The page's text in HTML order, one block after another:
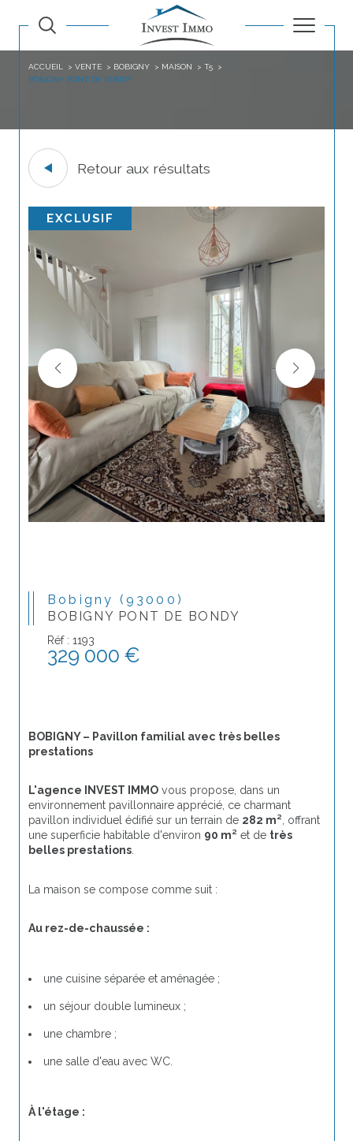
ACCUEIL VENTE BOBIGNY MAISON
T5
BOBIGNY PONT DE BONDY
Retour aux résultats
EXCLUSIF
Bobigny (93000)
BOBIGNY PONT DE BONDY
Réf : 1193
329 000 €
BOBIGNY – Pavillon familial avec très belles
prestations
L'agence INVEST IMMO vous propose, dans un
environnement pavillonnaire apprécié, ce charmant
pavillon individuel édifié sur un terrain de 282 m², offrant
une superficie habitable d'environ 90 m² et de très
belles prestations.
La maison se compose comme suit :
Au rez-de-chaussée :
une cuisine séparée et aménagée ;
un séjour double lumineux ;
une chambre ;
une salle d'eau avec WC.
À l'étage :